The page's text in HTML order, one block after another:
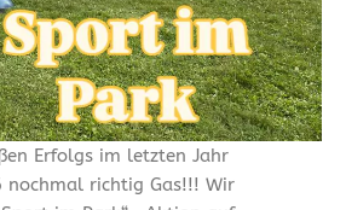
Erfolgs im letzten Jahr
nochmal richtig Gas!!! Wir